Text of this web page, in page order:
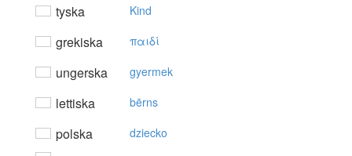
tyska Kind
grekiska παιδί
ungerska gyermek
lettiska bērns
polska dziecko